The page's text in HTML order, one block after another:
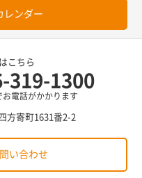
レンダー
こちら
319-1300
電話がかかります
方寄町1631番2-2
い合わせ